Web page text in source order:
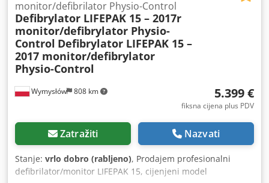
Wymysłów 808 km
monitor/defibrilator Physio-Control
Defibrylator LIFEPAK 15 – 2017r
monitor/defibrylator Physio-
Control Defibrylator LIFEPAK 15 –
2017 monitor/defibrylator
Physio-Control
5.399 €
fiksna cijena plus PDV
Zatražiti Nazvati
Stanje: vrlo dobro (rabljeno), Prodajem profesionalni
defibrilator/monitor LIFEPAK 15, cijenjeni model